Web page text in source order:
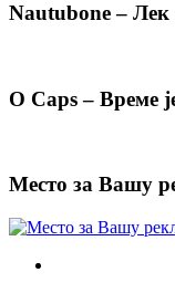
Nautubone – Лек
O Caps – Време
Место за Вашу